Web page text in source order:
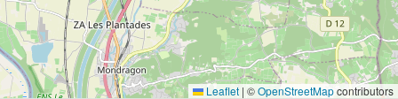
Leaflet | ©OpenStreetMapcontributors